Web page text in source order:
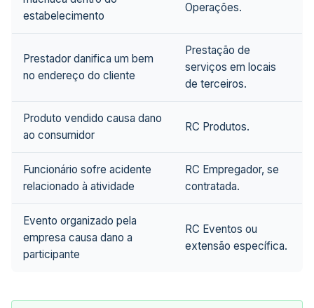
estabelecimento
Operações.
Prestador danifica um bem
no endereço do cliente
Prestação de
serviços em locais
de terceiros.
Produto vendido causa dano
ao consumidor
RC Produtos.
Funcionário sofre acidente
relacionado à atividade
RC Empregador, se
contratada.
Evento organizado pela
empresa causa dano a
participante
RC Eventos ou
extensão específica.